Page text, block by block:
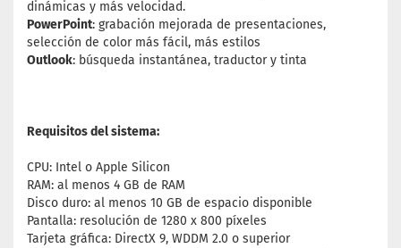
dinámicas y más velocidad.
PowerPoint: grabación mejorada de presentaciones,
selección de color más fácil, más estilos
Outlook: búsqueda instantánea, traductor y tinta
Requisitos del sistema:
CPU: Intel o Apple Silicon
RAM: al menos 4 GB de RAM
Disco duro: al menos 10 GB de espacio disponible
Pantalla: resolución de 1280 x 800 píxeles
Tarjeta gráfica: DirectX 9, WDDM 2.0 o superior